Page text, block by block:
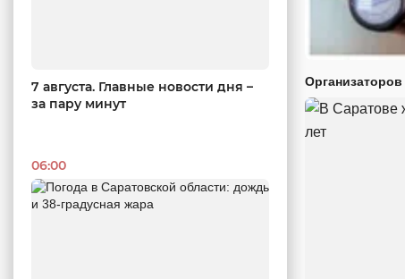
7 августа. Главные новости дня –
за пару минут
06:00